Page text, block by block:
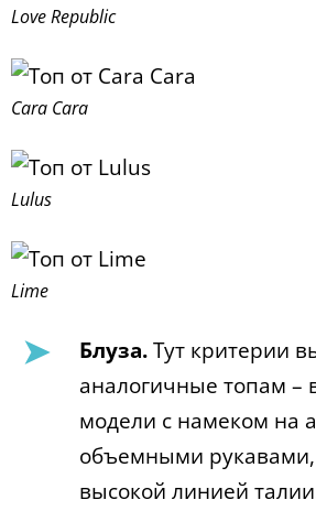
Love Republic
Cara Cara
Lulus
Lime
Блуза.Тут критерии
аналогичные топам –
модели с намеком на
объемными
высокой линией